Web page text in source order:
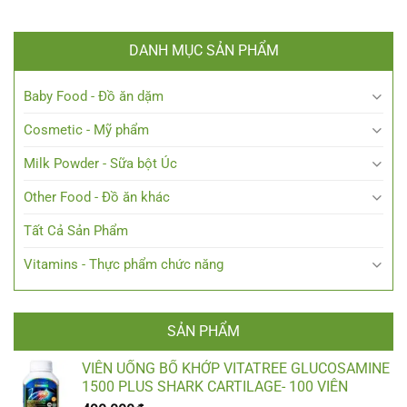
DANH MỤC SẢN PHẨM
Baby Food - Đồ ăn dặm
Cosmetic - Mỹ phẩm
Milk Powder - Sữa bột Úc
Other Food - Đồ ăn khác
Tất Cả Sản Phẩm
Vitamins - Thực phẩm chức năng
SẢN PHẨM
VIÊN UỐNG BỔ KHỚP VITATREE GLUCOSAMINE
1500 PLUS SHARK CARTILAGE- 100 VIÊN